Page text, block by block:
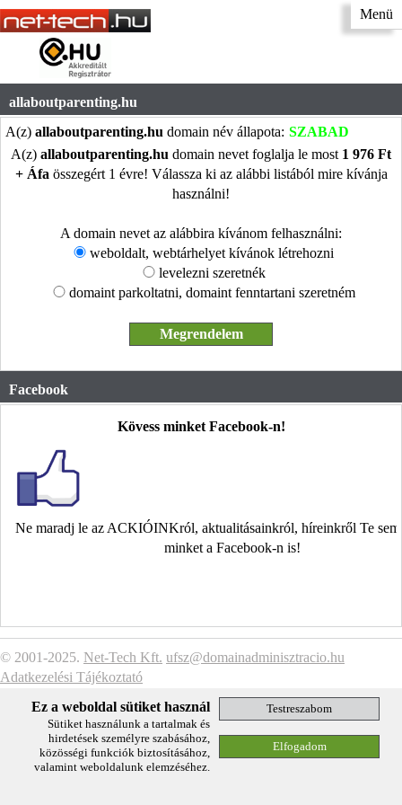
Menü
allaboutparenting.hu
A(z) allaboutparenting.hu domain név állapota: SZABAD
A(z) allaboutparenting.hu domain nevet foglalja le most 1 976 Ft
+ Áfa összegért 1 évre! Válassza ki az alábbi listából mire kívánja
használni!
A domain nevet az alábbira kívánom felhasználni:
weboldalt, webtárhelyet kívánok létrehozni
levelezni szeretnék
domaint parkoltatni, domaint fenntartani szeretném
Facebook
Kövess minket Facebook-n!
Ne maradj le az ACKIÓINKról, aktualitásainkról, híreinkről Te
minket a Facebook-n is!
© 2001-2025. Net-Tech Kft. ufsz@domainadminisztracio.hu
Adatkezelési Tájékoztató
Ez a weboldal sütiket használ
Sütiket használunk a tartalmak és
hirdetések személyre szabásához,
közösségi funkciók biztosításához,
valamint weboldalunk elemzéséhez.